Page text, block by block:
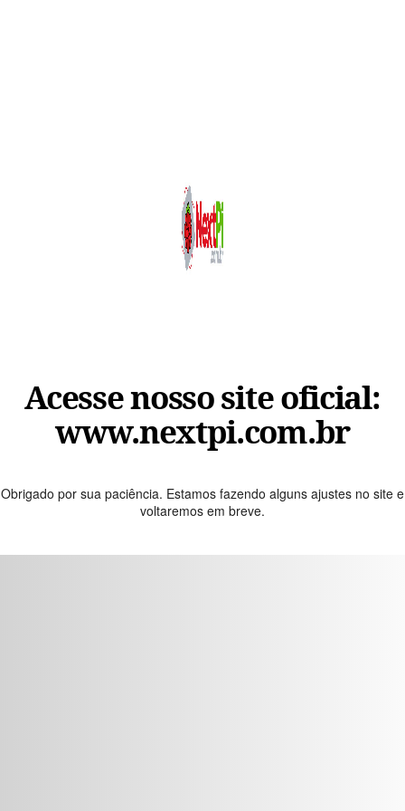
Acesse nosso site oficial:
www.nextpi.com.br
Obrigado por sua paciência. Estamos fazendo alguns ajustes no site e
voltaremos em breve.